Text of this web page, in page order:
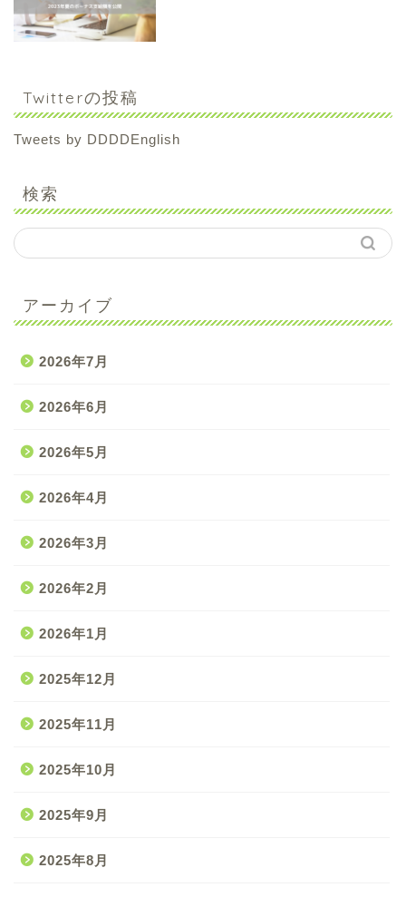
Twitterの投稿
Tweets by DDDDEnglish
検索
アーカイブ
2026年7月
2026年6月
2026年5月
2026年4月
2026年3月
2026年2月
2026年1月
2025年12月
2025年11月
2025年10月
2025年9月
2025年8月